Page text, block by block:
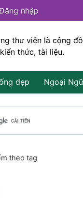
nhập
thư viện là cộng
thức, tài liệu.
đẹp Ngoại Ngữ
theo tag